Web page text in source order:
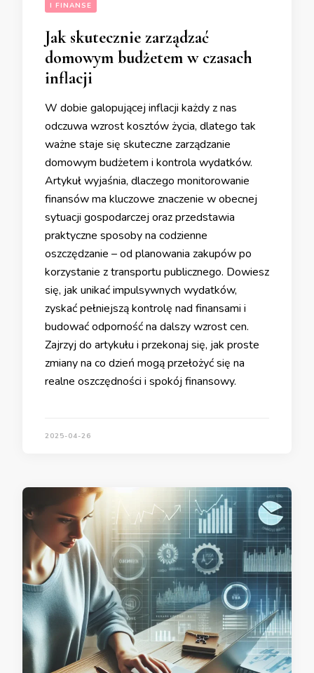
I FINANSE
Jak skutecznie zarządzać
domowym budżetem w czasach
inflacji
W dobie galopującej inflacji każdy z nas
odczuwa wzrost kosztów życia, dlatego tak
ważne staje się skuteczne zarządzanie
domowym budżetem i kontrola wydatków.
Artykuł wyjaśnia, dlaczego monitorowanie
finansów ma kluczowe znaczenie w obecnej
sytuacji gospodarczej oraz przedstawia
praktyczne sposoby na codzienne
oszczędzanie – od planowania zakupów po
korzystanie z transportu publicznego. Dowiesz
się, jak unikać impulsywnych wydatków,
zyskać pełniejszą kontrolę nad finansami i
budować odporność na dalszy wzrost cen.
Zajrzyj do artykułu i przekonaj się, jak proste
zmiany na co dzień mogą przełożyć się na
realne oszczędności i spokój finansowy.
2025-04-26